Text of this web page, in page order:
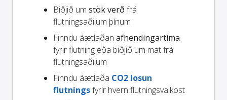
Biðjið um stök verð frá
flutningsaðilum þínum
Finndu áætlaðan afhendingartíma
fyrir flutning eða biðjið um mat frá
flutningsaðilum
Finndu áætlaða CO2 losun
flutningsfyrir hvern flutningsvalkost